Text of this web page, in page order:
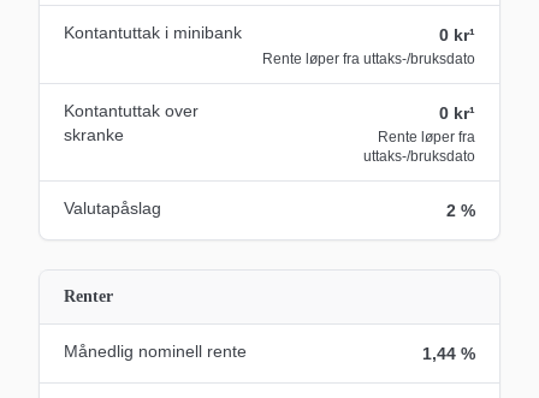
Kontantuttak i minibank 0 kr¹
Rente løper fra uttaks-/bruksdato
Kontantuttak over
skranke
0 kr¹
Rente løper fra
uttaks-/bruksdato
Valutapåslag 2 %
Renter
Månedlig nominell rente 1,44 %